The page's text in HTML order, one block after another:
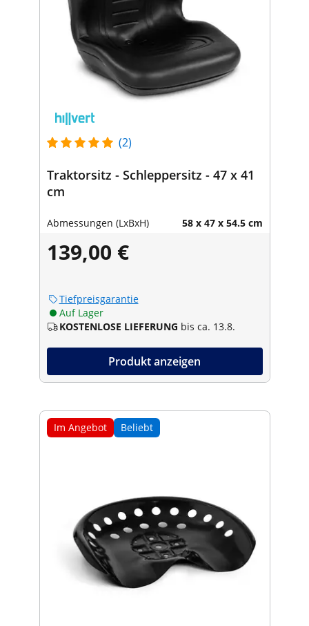
(2)
Traktorsitz - Schleppersitz - 47 x 41
cm
Abmessungen (LxBxH) 58 x 47 x 54.5 cm
139,00 €
Tiefpreisgarantie
Auf Lager
KOSTENLOSE LIEFERUNG bis ca. 13.8.
Produkt anzeigen
Im Angebot Beliebt